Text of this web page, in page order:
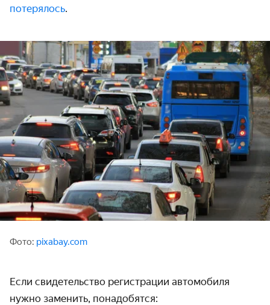
потерялось.
Фото: pixabay.com
Если свидетельство регистрации автомобиля
нужно заменить, понадобятся: